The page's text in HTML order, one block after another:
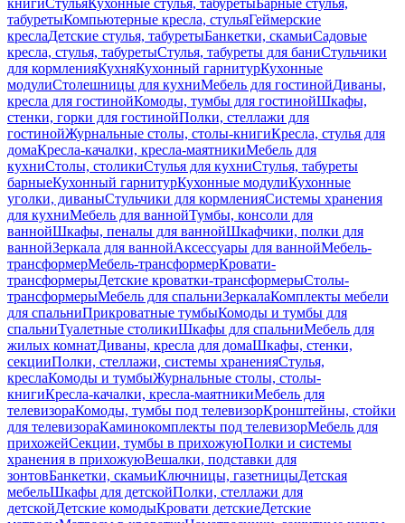
книгиСтульяКухонные стулья, табуретыБарные стулья,
табуретыКомпьютерные кресла, стульяГеймерские
креслаДетские стулья, табуретыБанкетки, скамьиСадовые
кресла, стулья, табуретыСтулья, табуреты для баниСтульчики
для кормленияКухняКухонный гарнитурКухонные
модулиСтолешницы для кухниМебель для гостинойДиваны,
кресла для гостинойКомоды, тумбы для гостинойШкафы,
стенки, горки для гостинойПолки, стеллажи для
гостинойЖурнальные столы, столы-книгиКресла, стулья для
домаКресла-качалки, кресла-маятникиМебель для
кухниСтолы, столикиСтулья для кухниСтулья, табуреты
барныеКухонный гарнитурКухонные модулиКухонные
уголки, диваныСтульчики для кормленияСистемы хранения
для кухниМебель для ваннойТумбы, консоли для
ваннойШкафы, пеналы для ваннойШкафчики, полки для
ваннойЗеркала для ваннойАксессуары для ваннойМебель-
трансформерМебель-трансформерКровати-
трансформерыДетские кроватки-трансформерыСтолы-
трансформерыМебель для спальниЗеркалаКомплекты мебели
для спальниПрикроватные тумбыКомоды и тумбы для
спальниТуалетные столикиШкафы для спальниМебель для
жилых комнатДиваны, кресла для домаШкафы, стенки,
секцииПолки, стеллажи, системы храненияСтулья,
креслаКомоды и тумбыЖурнальные столы, столы-
книгиКресла-качалки, кресла-маятникиМебель для
телевизораКомоды, тумбы под телевизорКронштейны, стойки
для телевизораКаминокомплекты под телевизорМебель для
прихожейСекции, тумбы в прихожуюПолки и системы
хранения в прихожуюВешалки, подставки для
зонтовБанкетки, скамьиКлючницы, газетницыДетская
мебельШкафы для детскойПолки, стеллажи для
детскойДетские комодыКровати детскиеДетские